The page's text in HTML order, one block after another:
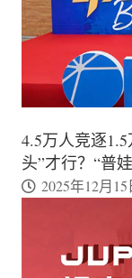
4.5万人竞逐
头”才行？“普
2025年12月15